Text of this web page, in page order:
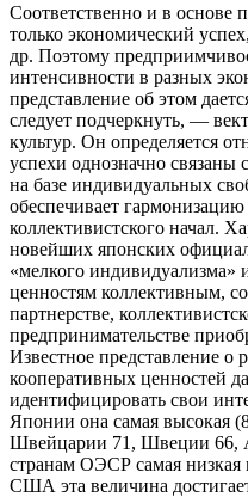
Соответственно и в основе
только экономический
др. Поэтому
интенсивности в разных
представление об этом
следует подчеркнуть, —
культур. Он определяется
успехи однозначно связаны
на базе индивидуальных
обеспечивает
коллективистского начал.
новейших японских
«мелкого
ценностям коллективным,
партнерстве,
предпринимательстве
Известное представление о
кооперативных ценностей
идентифицировать свои
Японии она самая высокая
Швейцарии 71, Швеции 66,
странам ОЭСР самая
США эта величина